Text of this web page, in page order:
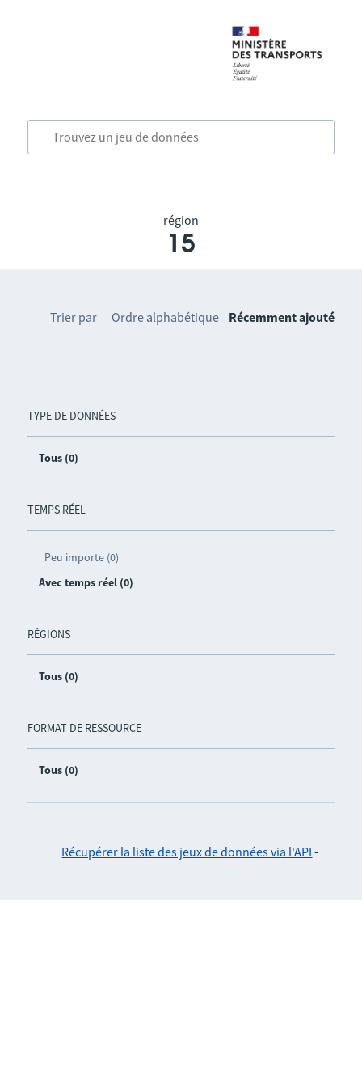
région
15
TYPE DE DONNÉES
Tous (0)
TEMPS RÉEL
Peu importe (0)
Avec temps réel (0)
RÉGIONS
Tous (0)
FORMAT DE RESSOURCE
Tous (0)
Trier par Ordre alphabétique Récemment ajouté
Récupérer la liste des jeux de données via l'API -